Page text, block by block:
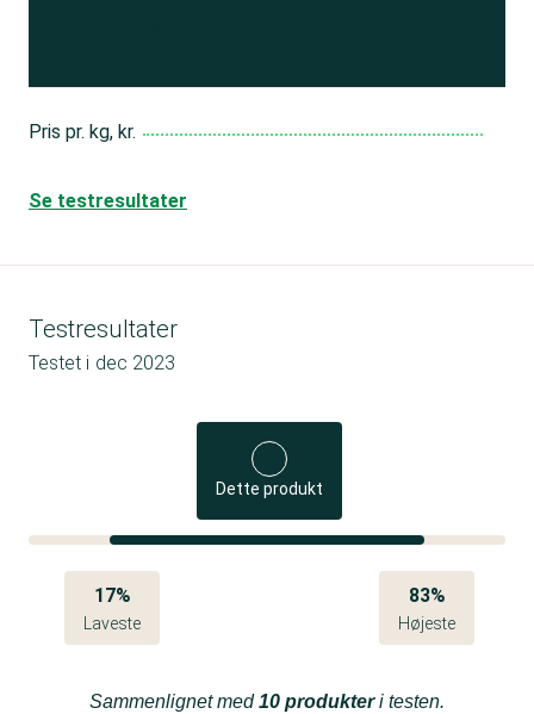
Pris pr. kg, kr.
Se testresultater
Testresultater
Testet i dec 2023
Dette produkt
17%
Laveste
83%
Højeste
Sammenlignet med10 produkteri testen.